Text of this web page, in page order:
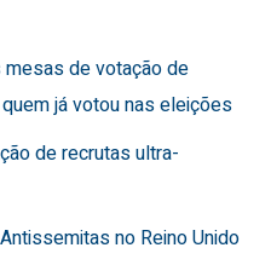
de votação de
já votou nas eleições
de recrutas ultra-
no Reino Unido